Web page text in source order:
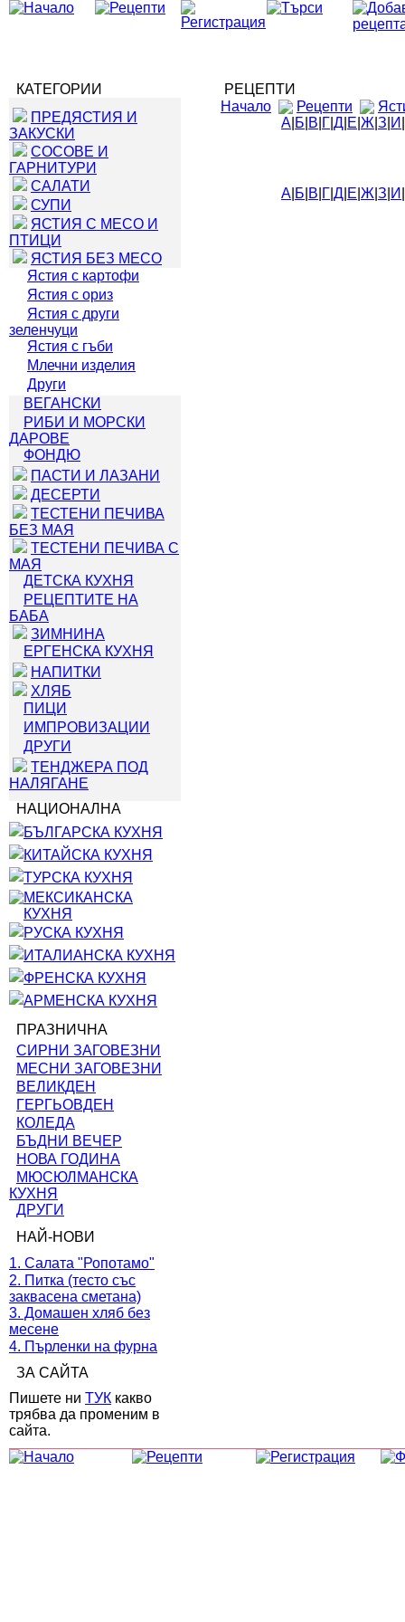
КАТЕГОРИИ
ПРЕДЯСТИЯ И
ЗАКУСКИ
СОСОВЕ И
ГАРНИТУРИ
САЛАТИ
СУПИ
ЯСТИЯ С МЕСО И
ПТИЦИ
ЯСТИЯ БЕЗ МЕСО
Ястия с картофи
Ястия с ориз
Ястия с други
зеленчуци
Ястия с гъби
Млечни изделия
Други
ВЕГАНСКИ
РИБИ И МОРСКИ
ДАРОВЕ
ФОНДЮ
ПАСТИ И ЛАЗАНИ
ДЕСЕРТИ
ТЕСТЕНИ ПЕЧИВА
БЕЗ МАЯ
ТЕСТЕНИ ПЕЧИВА С
МАЯ
ДЕТСКА КУХНЯ
РЕЦЕПТИТЕ НА
БАБА
ЗИМНИНА
ЕРГЕНСКА КУХНЯ
НАПИТКИ
ХЛЯБ
ПИЦИ
ИМПРОВИЗАЦИИ
ДРУГИ
ТЕНДЖЕРА ПОД
НАЛЯГАНЕ
НАЦИОНАЛНА
БЪЛГАРСКА КУХНЯ
КИТАЙСКА КУХНЯ
ТУРСКА КУХНЯ
МЕКСИКАНСКА
КУХНЯ
РУСКА КУХНЯ
ИТАЛИАНСКА КУХНЯ
ФРЕНСКА КУХНЯ
АРМЕНСКА КУХНЯ
ПРАЗНИЧНА
СИРНИ ЗАГОВЕЗНИ
МЕСНИ ЗАГОВЕЗНИ
ВЕЛИКДЕН
ГЕРГЬОВДЕН
КОЛЕДА
БЪДНИ ВЕЧЕР
НОВА ГОДИНА
МЮСЮЛМАНСКА
КУХНЯ
ДРУГИ
НАЙ-НОВИ
1. Салата "Ропотамо"
2. Питка (тесто със
заквасена сметана)
3. Домашен хляб без
месене
4. Пърленки на фурна
ЗА САЙТА
Пишете ни ТУК какво
трябва да променим в
сайта.
РЕЦЕПТИ
Начало
Рецепти
А Б В Г Д Е Ж З И
А Б В Г Д Е Ж З И